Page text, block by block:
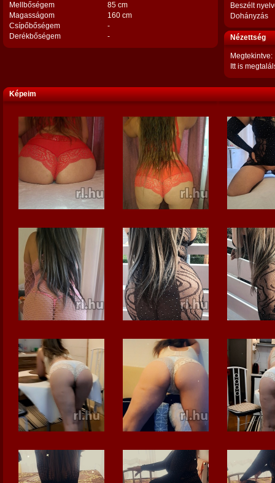
Mellbőségem
85 cm
Magasságom
160 cm
Csípőbőségem
-
Derékbőségem
-
Beszélt
Dohányzás
Nézettség
Megtekintve:
Itt is
Képeim